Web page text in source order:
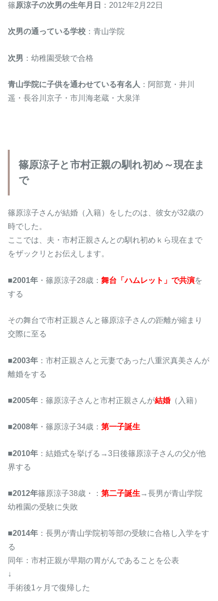
篠原涼子の次男の生年月日 ：2012年2月22日
次男の通っている学校 ：青山学院
次男 ：幼稚園受験で合格
青山学院に子供を通わせている有名人 ：阿部寛・井川
遥・長谷川京子・市川海老蔵・大泉洋
篠原涼子と市村正親の馴れ初め～現在ま
で
篠原涼子さんが結婚（入籍）をしたのは、彼女が32歳の
時でした。
ここでは、夫・市村正親さんとの馴れ初めｋら現在まで
をザックリとお伝えします。
■2001年 ・篠原涼子28歳：舞台「ハムレット」で共演を
する
その舞台で市村正親さんと篠原涼子さんの距離が縮まり
交際に至る
■2003年 ：市村正親さんと元妻であった八重沢真美さんが
離婚をする
■2005年 ：篠原涼子さんと市村正親さんが結婚 （入籍）
■2008年 ・篠原涼子34歳：第一子誕生
■2010年 ：結婚式を挙げる→3日後篠原涼子さんの父が他
界する
■2012年篠原涼子38歳・：第二子誕生 →長男が青山学院
幼稚園の受験に失敗
■2014年 ：長男が青山学院初等部の受験に合格し入学をす
る
同年：市村正親が早期の胃がんであることを公表
↓
手術後1ヶ月で復帰した